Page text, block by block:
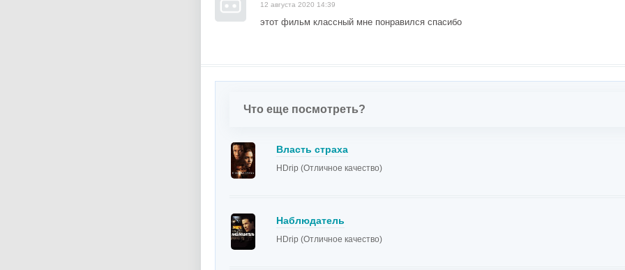
12 августа 2020 14:39
этот фильм классный мне понравился спасибо
Что еще посмотреть?
Власть страха
HDrip (Отличное качество)
Наблюдатель
HDrip (Отличное качество)